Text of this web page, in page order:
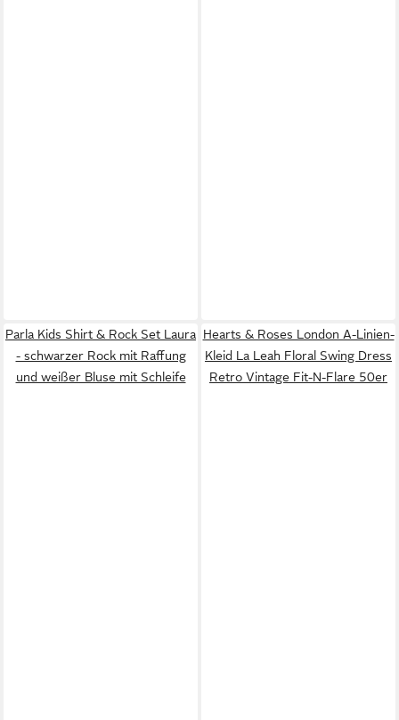
Parla Kids Shirt & Rock Set Laura
- schwarzer Rock mit Raffung
und weißer Bluse mit Schleife
Hearts & Roses London A-Linien-
Kleid La Leah Floral Swing Dress
Retro Vintage Fit-N-Flare 50er